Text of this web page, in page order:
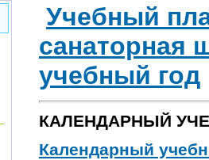
Учебный
санаторная
учебный год
КАЛЕНДАРНЫЙ
Календарный